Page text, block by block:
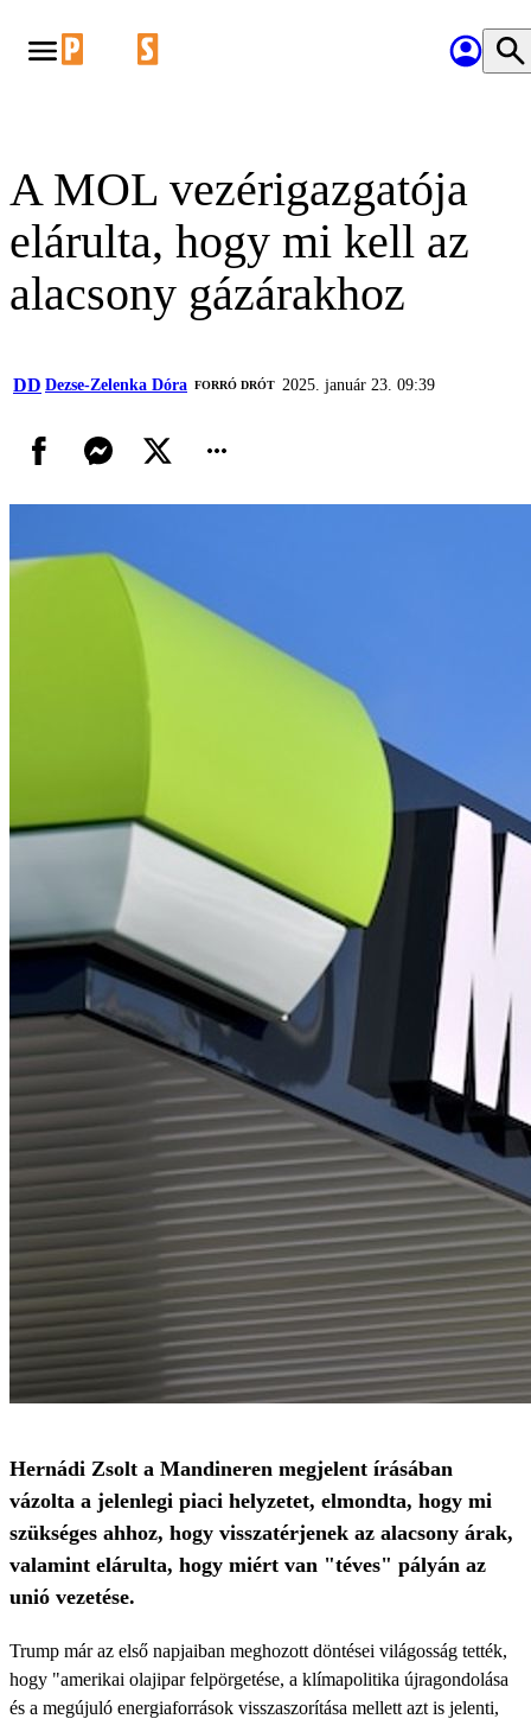
A MOL vezérigazgatója
elárulta, hogy mi kell az
alacsony gázárakhoz
DD Dezse-Zelenka Dóra FORRÓ DRÓT 2025. január 23. 09:39
Hernádi Zsolt a Mandineren megjelent írásában
vázolta a jelenlegi piaci helyzetet, elmondta, hogy mi
szükséges ahhoz, hogy visszatérjenek az alacsony árak,
valamint elárulta, hogy miért van "téves" pályán az
unió vezetése.
Trump már az első napjaiban meghozott döntései világosság tették,
hogy "amerikai olajipar felpörgetése, a klímapolitika újragondolása
és a megújuló energiaforrások visszaszorítása mellett azt is jelenti,